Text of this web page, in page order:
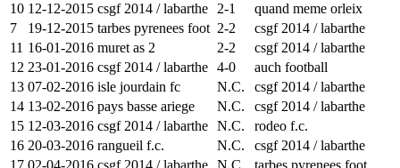
10 12-12-2015 csgf 2014 / labarthe 2-1
quand meme orleix
7
19-12-2015 tarbes pyrenees foot 2-2
csgf 2014 / labarthe
11 16-01-2016 muret as 2 2-2
csgf 2014 / labarthe
12 23-01-2016 csgf 2014 / labarthe 4-0
auch football
13 07-02-2016 isle jourdain fc N.C.
csgf 2014 / labarthe
14 13-02-2016 pays basse ariege N.C.
csgf 2014 / labarthe
15 12-03-2016 csgf 2014 / labarthe N.C.
rodeo f.c.
16 20-03-2016 rangueil f.c. N.C.
csgf 2014 / labarthe